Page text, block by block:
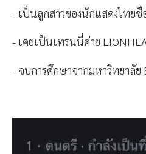
- เป็นลูกสาวของนักแสดงไทยชื่
- เคยเป็นเทรนนี่ค่าย
- จบการศึกษาจากมหาวิทยาลัย